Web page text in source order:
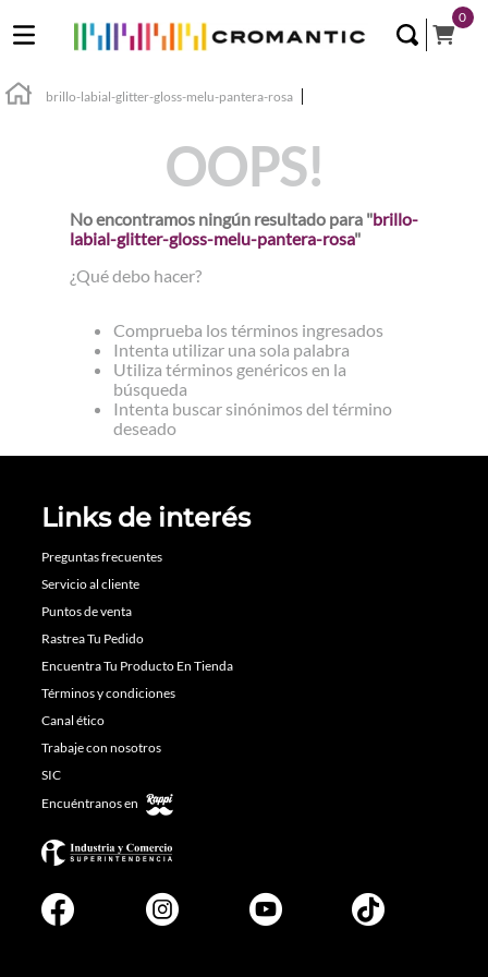
0
brillo-labial-glitter-gloss-melu-pantera-rosa
OOPS!
No encontramos ningún resultado para "brillo-
labial-glitter-gloss-melu-pantera-rosa"
¿Qué debo hacer?
Comprueba los términos ingresados
Intenta utilizar una sola palabra
Utiliza términos genéricos en la
búsqueda
Intenta buscar sinónimos del término
deseado
Links de interés
Preguntas frecuentes
Servicio al cliente
Puntos de venta
Rastrea Tu Pedido
Encuentra Tu Producto En Tienda
Términos y condiciones
Canal ético
Trabaje con nosotros
SIC
Encuéntranos en